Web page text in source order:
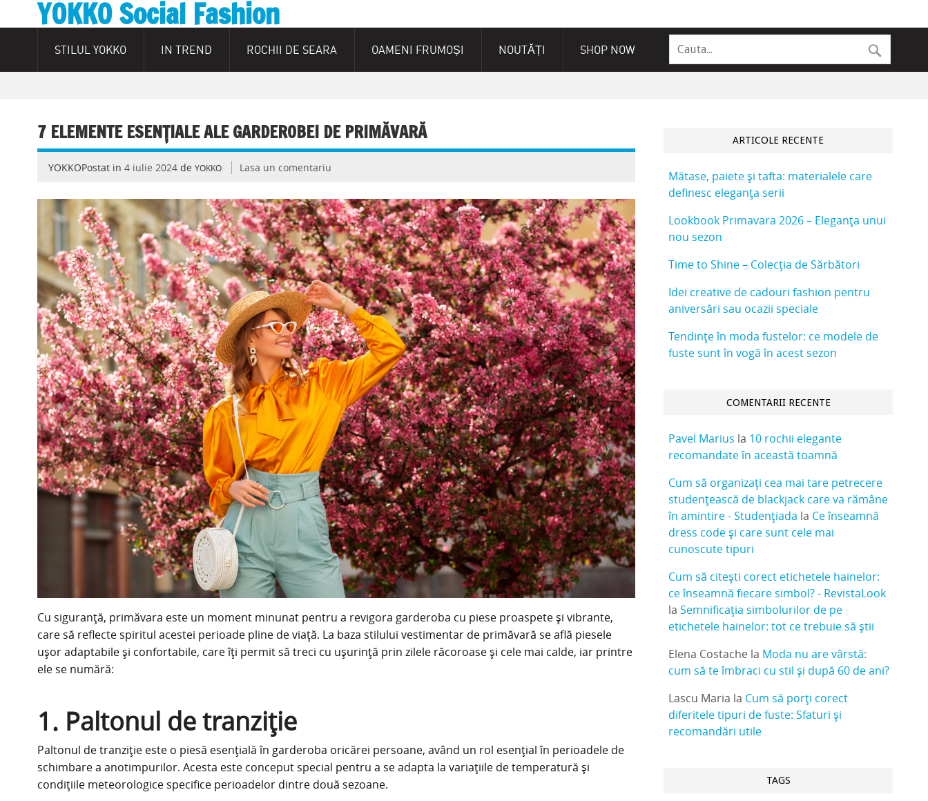
YOKKO Social Fashion
STILUL YOKKO IN TREND ROCHII DE SEARA OAMENI FRUMOȘI NOUTĂȚI SHOP NOW
7 ELEMENTE ESENȚIALE ALE GARDEROBEI DE PRIMĂVARĂ
YOKKOPostat in 4 iulie 2024de YOKKO Lasa un comentariu
Cu siguranță, primăvara este un moment minunat pentru a revigora garderoba cu piese proaspete și vibrante,
care să reflecte spiritul acestei perioade pline de viață. La baza stilului vestimentar de primăvară se află piesele
ușor adaptabile și confortabile, care îți permit să treci cu ușurință prin zilele răcoroase și cele mai calde, iar printre
ele se numără:
1. Paltonul de tranziție
Paltonul de tranziție este o piesă esențială în garderoba oricărei persoane, având un rol esențial în perioadele de
schimbare a anotimpurilor. Acesta este conceput special pentru a se adapta la variațiile de temperatură și
condițiile meteorologice specifice perioadelor dintre două sezoane.
ARTICOLE RECENTE
Mătase, paiete și tafta: materialele care
definesc eleganța serii
Lookbook Primavara 2026 – Eleganța unui
nou sezon
Time to Shine – Colecția de Sărbători
Idei creative de cadouri fashion pentru
aniversări sau ocazii speciale
Tendințe în moda fustelor: ce modele de
fuste sunt în vogă în acest sezon
COMENTARII RECENTE
Pavel Marius la 10 rochii elegante
recomandate în această toamnă
Cum să organizați cea mai tare petrecere
studențească de blackjack care va rămâne
în amintire - Studențiada la Ce înseamnă
dress code și care sunt cele mai
cunoscute tipuri
Cum să citești corect etichetele hainelor:
ce înseamnă fiecare simbol? - RevistaLook
laSemnificația simbolurilor de pe
etichetele hainelor: tot ce trebuie să știi
Elena Costache la Moda nu are vârstă:
cum să te îmbraci cu stil și după 60 de ani?
Lascu Maria la Cum să porți corect
diferitele tipuri de fuste: Sfaturi și
recomandări utile
TAGS